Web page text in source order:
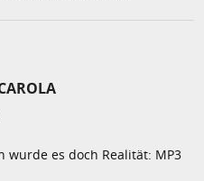
wurde es doch Realität: MP3